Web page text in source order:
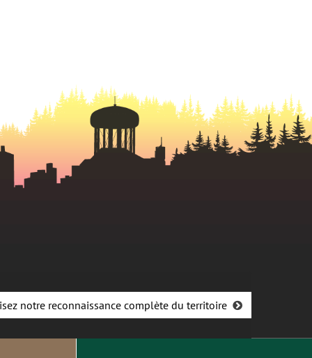
notre reconnaissance complète du territoire